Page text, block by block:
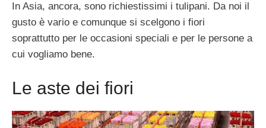
In Asia, ancora, sono richiestissimi i tulipani. Da noi il
gusto è vario e comunque si scelgono i fiori
soprattutto per le occasioni speciali e per le persone a
cui vogliamo bene.
Le aste dei fiori